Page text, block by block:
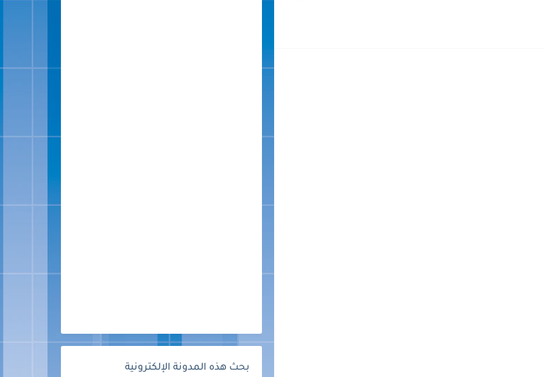
بحث هذه المدونة الإلكترونية